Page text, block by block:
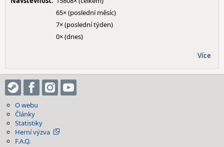
65× (poslední měsíc)
7× (poslední týden)
0× (dnes)
Více
O webu
Články
Statistiky
Herní výzva
F.A.Q.